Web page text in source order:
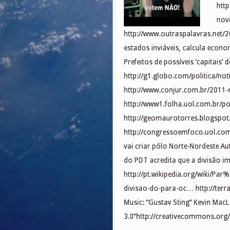
http://www.outraspalavras.net/
estados inviáveis, calcula
Prefeitos de possíveis
http://g1.globo.com/politica/
http://www.conjur.com.br/
http://www1.folha.uol.com.br/
http://
http://
vai criar pólo Norte-Nordeste
do PDT acredita que a divisão
http://pt.wikipedia.org/wiki/
divisao-do-para-oc… http://
Music: “Gustav Sting” Kevin
3.0”http://